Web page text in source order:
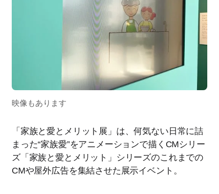
映像もあります
「家族と愛とメリット展」は、何気ない日常に詰
まった“家族愛”をアニメーションで描くCMシリー
ズ「家族と愛とメリット」シリーズのこれまでの
CMや屋外広告を集結させた展示イベント。